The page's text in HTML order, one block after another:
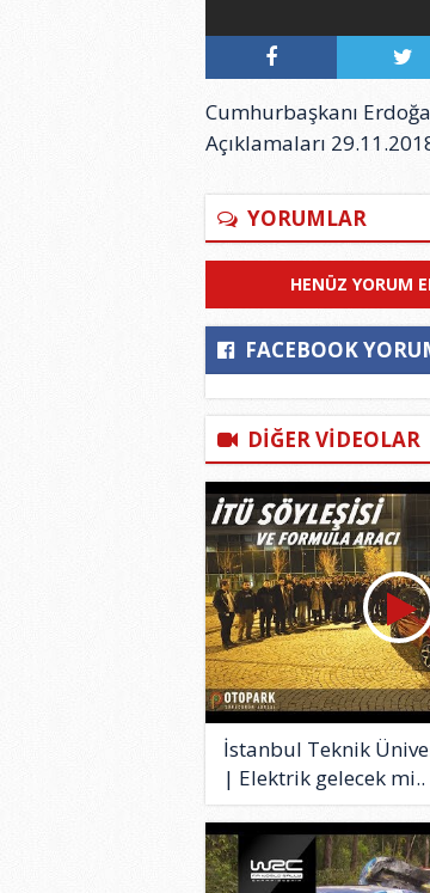
Cumhurbaşkanı
Açıklamaları
YORUMLAR
HENÜZ YORUM
FACEBOOK
DİĞER VİDEOLAR
İstanbul Teknik
| Elektrik gelecek mi..